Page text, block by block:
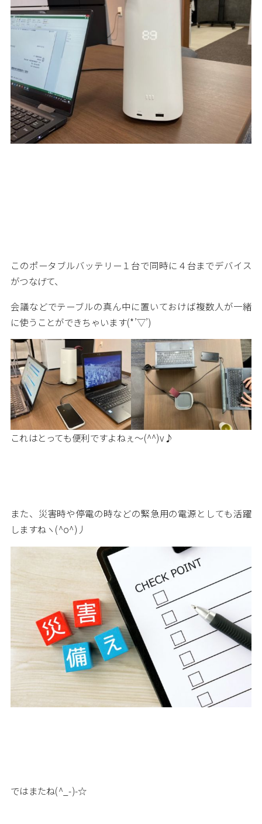
このポータブルバッテリー１台で同時に４台までデバイス
がつなげて、
会議などでテーブルの真ん中に置いておけば複数人が一緒
に使うことができちゃいます(*’▽’)
これはとっても便利ですよねぇ～(^^)v♪
また、災害時や停電の時などの緊急用の電源としても活躍
しますねヽ(^o^)丿
ではまたね(^_-)-☆